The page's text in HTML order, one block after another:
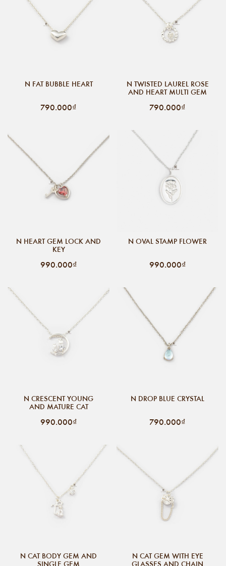
N FAT BUBBLE HEART
790.000₫
N TWISTED LAUREL ROSE
AND HEART MULTI GEM
790.000₫
N HEART GEM LOCK AND
KEY
990.000₫
N OVAL STAMP FLOWER
990.000₫
N CRESCENT YOUNG
AND MATURE CAT
990.000₫
N DROP BLUE CRYSTAL
790.000₫
N CAT BODY GEM AND
SINGLE GEM
N CAT GEM WITH EYE
GLASSES AND CHAIN